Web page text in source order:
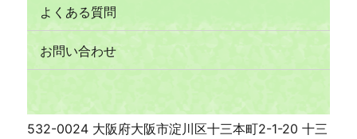
よくある質問
お問い合わせ
532-0024 大阪府大阪市淀川区十三本町2-1-20 十三